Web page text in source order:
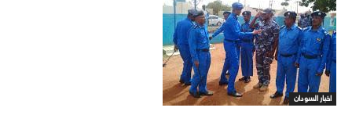
اخبار السودان